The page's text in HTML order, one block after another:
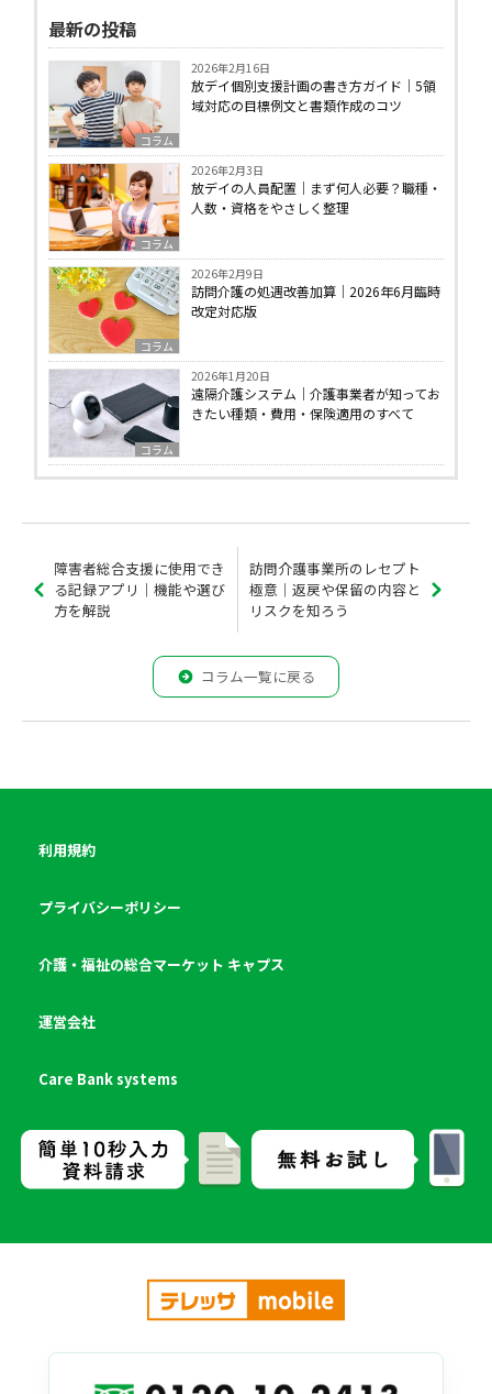
最新の投稿
コラム
2026年2月16日
放デイ個別支援計画の書き方ガイド｜5領
域対応の目標例文と書類作成のコツ
コラム
2026年2月3日
放デイの人員配置｜まず何人必要？職種・
人数・資格をやさしく整理
コラム
2026年2月9日
訪問介護の処遇改善加算｜2026年6月臨時
改定対応版
コラム
2026年1月20日
遠隔介護システム｜介護事業者が知ってお
きたい種類・費用・保険適用のすべて
障害者総合支援に使用でき
る記録アプリ｜機能や選び
方を解説
訪問介護事業所のレセプト
極意｜返戻や保留の内容と
リスクを知ろう
コラム一覧に戻る
利用規約
プライバシーポリシー
介護・福祉の総合マーケット キャプス
運営会社
Care Bank systems